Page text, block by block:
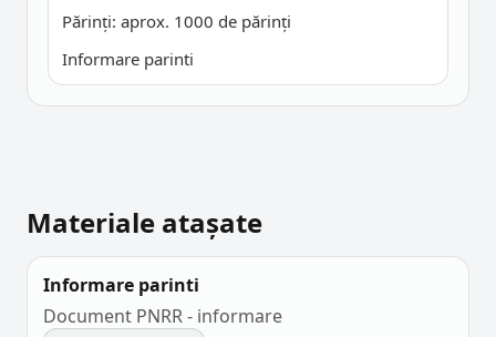
Părinți: aprox. 1000 de părinți
Informare parinti
Materiale atașate
Informare parinti
Document PNRR - informare